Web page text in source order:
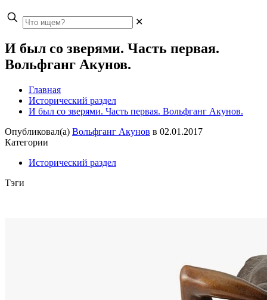
✕
И был со зверями. Часть первая.
Вольфганг Акунов.
Главная
Исторический раздел
И был со зверями. Часть первая. Вольфганг Акунов.
Опубликовал(а) Вольфганг Акунов в 02.01.2017
Категории
Исторический раздел
Тэги